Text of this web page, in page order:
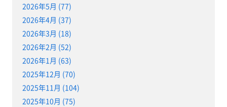
2026年5月 (77)
2026年4月 (37)
2026年3月 (18)
2026年2月 (52)
2026年1月 (63)
2025年12月 (70)
2025年11月 (104)
2025年10月 (75)